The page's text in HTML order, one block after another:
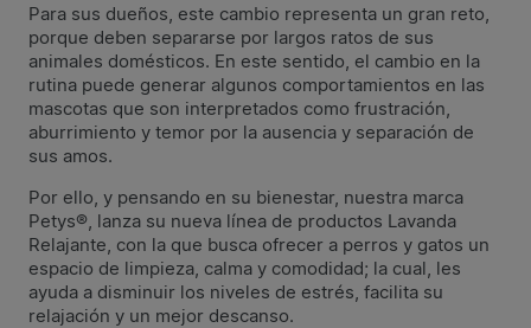
Para sus dueños, este cambio representa un gran reto,
porque deben separarse por largos ratos de sus
animales domésticos. En este sentido, el cambio en la
rutina puede generar algunos comportamientos en las
mascotas que son interpretados como frustración,
aburrimiento y temor por la ausencia y separación de
sus amos.
Por ello, y pensando en su bienestar, nuestra marca
Petys®, lanza su nueva línea de productos Lavanda
Relajante, con la que busca ofrecer a perros y gatos un
espacio de limpieza, calma y comodidad; la cual, les
ayuda a disminuir los niveles de estrés, facilita su
relajación y un mejor descanso.